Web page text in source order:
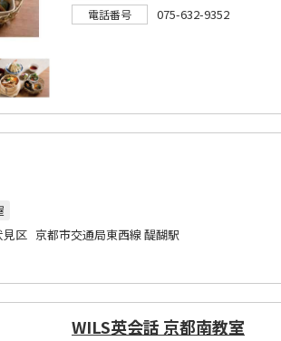
電話番号 075-632-9352
見区 京都市交通局東西線 醍醐駅
WILS英会話 京都南教室